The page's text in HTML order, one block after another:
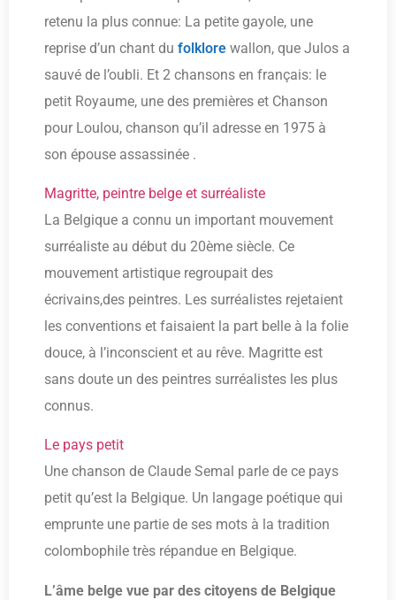
retenu la plus connue: La petite gayole, une
reprise d’un chant du folklore wallon, que Julos a
sauvé de l’oubli. Et 2 chansons en français: le
petit Royaume, une des premières et Chanson
pour Loulou, chanson qu’il adresse en 1975 à
son épouse assassinée .
Magritte, peintre belge et surréaliste
La Belgique a connu un important mouvement
surréaliste au début du 20ème siècle. Ce
mouvement artistique regroupait des
écrivains,des peintres. Les surréalistes rejetaient
les conventions et faisaient la part belle à la folie
douce, à l’inconscient et au rêve. Magritte est
sans doute un des peintres surréalistes les plus
connus.
Le pays petit
Une chanson de Claude Semal parle de ce pays
petit qu’est la Belgique. Un langage poétique qui
emprunte une partie de ses mots à la tradition
colombophile très répandue en Belgique.
L’âme belge vue par des citoyens de Belgique